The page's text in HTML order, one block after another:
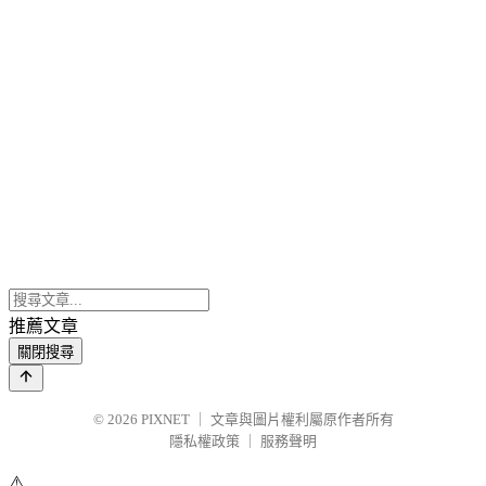
推薦文章
關閉搜尋
© 2026 PIXNET
文章與圖片權利屬原作者所有
隱私權政策
服務聲明
⚠️